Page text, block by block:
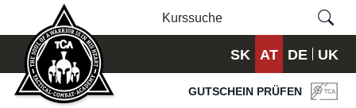
SK AT DE UK
GUTSCHEIN PRÜFEN